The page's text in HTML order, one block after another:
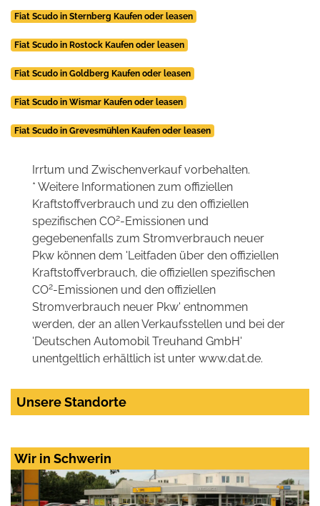
Fiat Scudo in Sternberg Kaufen oder leasen
Fiat Scudo in Rostock Kaufen oder leasen
Fiat Scudo in Goldberg Kaufen oder leasen
Fiat Scudo in Wismar Kaufen oder leasen
Fiat Scudo in Grevesmühlen Kaufen oder leasen
Irrtum und Zwischenverkauf vorbehalten.
* Weitere Informationen zum offiziellen
Kraftstoffverbrauch und zu den offiziellen
spezifischen CO2-Emissionen und
gegebenenfalls zum Stromverbrauch neuer
Pkw können dem 'Leitfaden über den offiziellen
Kraftstoffverbrauch, die offiziellen spezifischen
CO2-Emissionen und den offiziellen
Stromverbrauch neuer Pkw' entnommen
werden, der an allen Verkaufsstellen und bei der
'Deutschen Automobil Treuhand GmbH'
unentgeltlich erhältlich ist unter www.dat.de.
Unsere Standorte
Wir in Schwerin